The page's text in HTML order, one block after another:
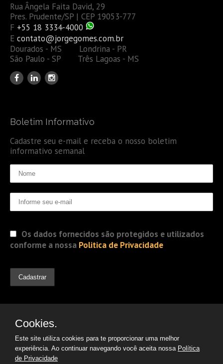
Rua Ângela Faita David, 29
Pres. Prudente/SP | CEP 19053-777
F +55 18 3334-4000
E contato@jorgegomes.com.br
Dourados - MS Londrina - PR
São Paulo - SP Três Lagoas - MS
Boletim Informativo
Cadastre seu e-mail e receba o nosso boletim
informativo semanal
Os dados fornecidos são protegidos e utilizados
conforme a nossa Politica de Privacidade
Cookies.
Este site utiliza cookies para te proporcionar uma melhor
experiência. Ao continuar navegando você aceita nossa Política
de Privacidade